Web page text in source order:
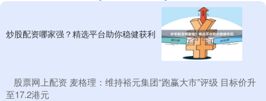
炒股配资哪家强？精选平台助你稳健获利
​股票网上配资 麦格理：维持裕元集团“跑赢大市”评级 目标价升
至17.2港元